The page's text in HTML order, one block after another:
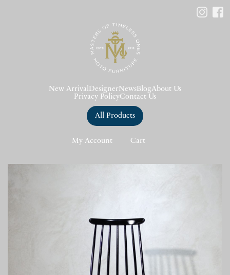
New Arrival DesignerNews BlogAbout Us
Privacy PolicyContact Us
All Products
My Account Cart